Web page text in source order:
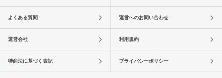
よくある質問 運営へのお問い合わせ
運営会社 利用規約
特商法に基づく表記 プライバシーポリシー